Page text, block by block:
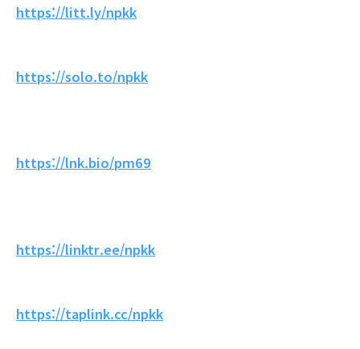
https://litt.ly/npkk
https://solo.to/npkk
https://lnk.bio/pm69
https://linktr.ee/npkk
https://taplink.cc/npkk